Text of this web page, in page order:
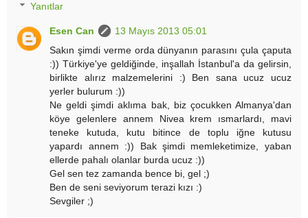
Yanıtlar
Esen Can
13 Mayıs 2013 05:01
Sakın şimdi verme orda dünyanın parasını çula çaputa
:)) Türkiye'ye geldiğinde, inşallah İstanbul'a da gelirsin,
birlikte alırız malzemelerini :) Ben sana ucuz ucuz
yerler bulurum :))
Ne geldi şimdi aklıma bak, biz çocukken Almanya'dan
köye gelenlere annem Nivea krem ısmarlardı, mavi
teneke kutuda, kutu bitince de toplu iğne kutusu
yapardı annem :)) Bak şimdi memleketimize, yaban
ellerde pahalı olanlar burda ucuz :))
Gel sen tez zamanda bence bi, gel ;)
Ben de seni seviyorum terazi kızı :)
Sevgiler ;)